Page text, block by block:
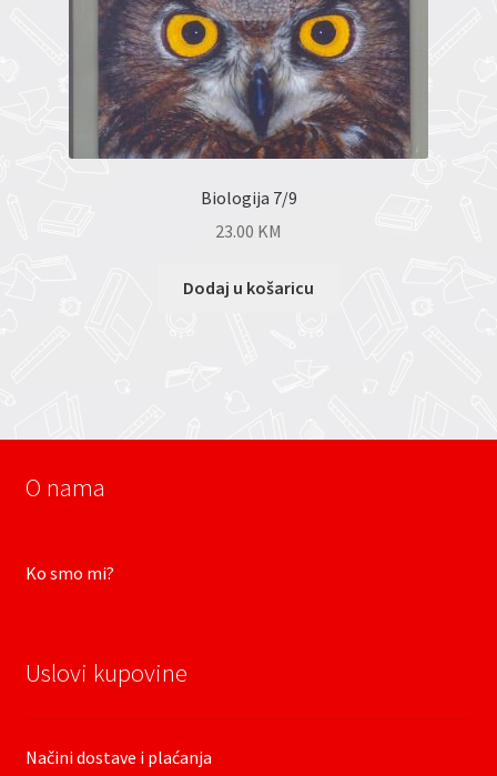
Biologija 7/9
23.00 KM
Dodaj u košaricu
O nama
Ko smo mi?
Uslovi kupovine
Načini dostave i plaćanja